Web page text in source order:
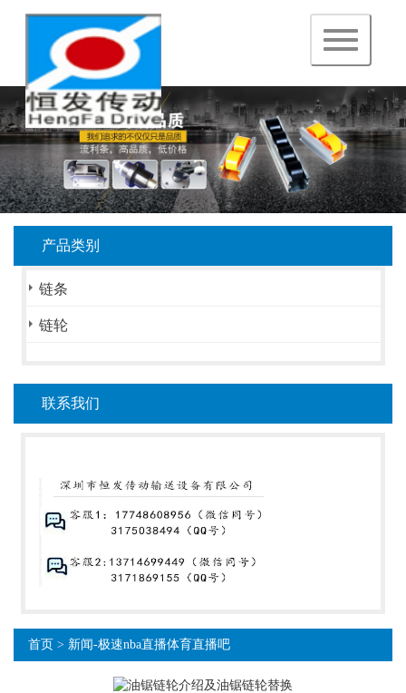
navigation
产品类别
链条
链轮
联系我们
首页 > 新闻-极速nba直播体育直播吧